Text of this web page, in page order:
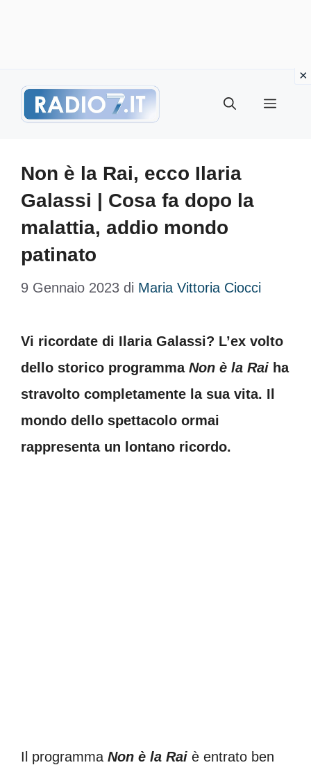
Menu
Non è la Rai, ecco Ilaria
Galassi | Cosa fa dopo la
malattia, addio mondo
patinato
9 Gennaio 2023 di Maria Vittoria Ciocci
Vi ricordate di Ilaria Galassi? L’ex volto
dello storico programma Non è la Rai ha
stravolto completamente la sua vita. Il
mondo dello spettacolo ormai
rappresenta un lontano ricordo.
Il programma Non è la Rai è entrato ben